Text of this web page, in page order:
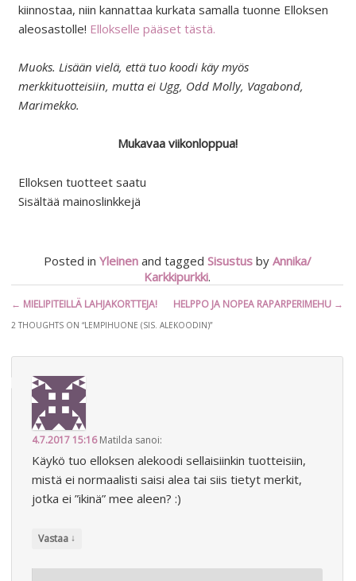
kiinnostaa, niin kannattaa kurkata samalla tuonne Elloksen
aleosastolle! Ellokselle pääset tästä.
Muoks. Lisään vielä, että tuo koodi käy myös
merkkituotteisiin, mutta ei Ugg, Odd Molly, Vagabond,
Marimekko.
Mukavaa viikonloppua!
Elloksen tuotteet saatu
Sisältää mainoslinkkejä
Posted in Yleinenand tagged Sisustusby Annika/
Karkkipurkki.
Artikkelien
selaus
← MIELIPITEILLÄ LAHJAKORTTEJA! HELPPO JA NOPEA RAPARPERIMEHU →
2 THOUGHTS ON “LEMPIHUONE (SIS. ALEKOODIN)”
4.7.2017 15:16 Matilda sanoi:
Käykö tuo elloksen alekoodi sellaisiinkin tuotteisiin,
mistä ei normaalisti saisi alea tai siis tietyt merkit,
jotka ei ”ikinä” mee aleen? :)
Vastaa ↓